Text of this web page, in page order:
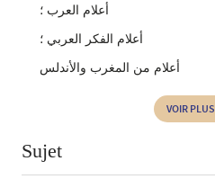
أعلام العرب‏ ؛
أعلام الفكر العربي ؛
أعلام من المغرب والأندلس
VOIR PLUS
Sujet